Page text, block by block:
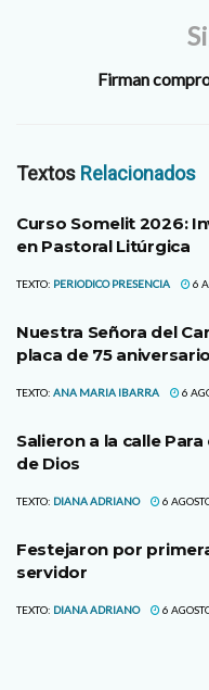
Firman
Textos Relacionados
Curso Somelit 2026:
en Pastoral Litúrgica
TEXTO: PERIODICO PRESENCIA 6
Nuestra Señora del
placa de 75
TEXTO: ANA MARIA IBARRA 6
Salieron a la calle
de Dios
TEXTO: DIANA ADRIANO 6
Festejaron por
servidor
TEXTO: DIANA ADRIANO 6